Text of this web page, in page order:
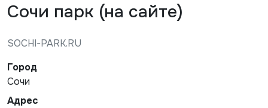
Сочи парк (на сайте)
SOCHI-PARK.RU
Город
Сочи
Адрес